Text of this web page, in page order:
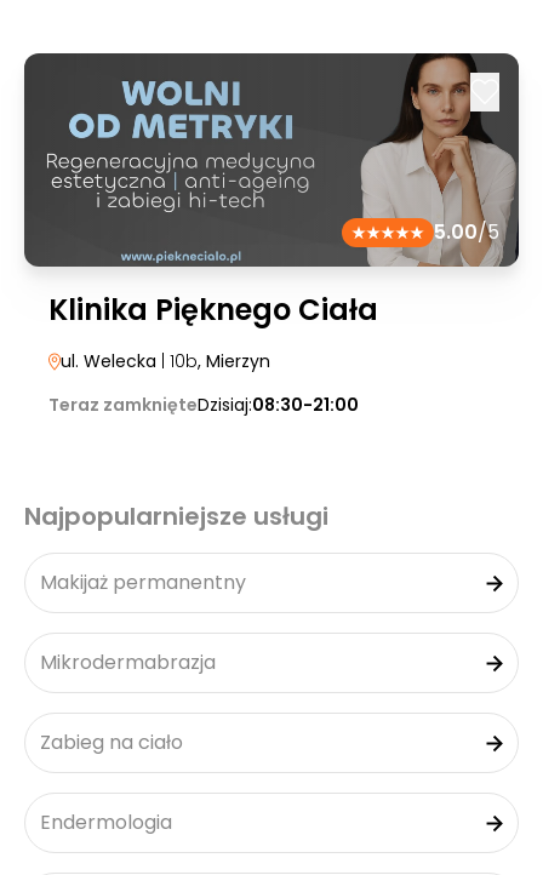
5.00/5
Klinika Pięknego Ciała
ul. Welecka | 10b, Mierzyn
Teraz zamknięteDzisiaj:08:30-21:00
Najpopularniejsze usługi
Makijaż permanentny
Mikrodermabrazja
Zabieg na ciało
Endermologia